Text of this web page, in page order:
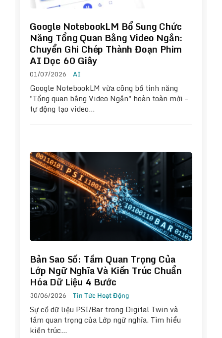
Google NotebookLM Bổ Sung Chức
Năng Tổng Quan Bằng Video Ngắn:
Chuyển Ghi Chép Thành Đoạn Phim
AI Dọc 60 Giây
01/07/2026 AI
Google NotebookLM vừa công bố tính năng
"Tổng quan bằng Video Ngắn" hoàn toàn mới –
tự động tạo video…
Bản Sao Số: Tầm Quan Trọng Của
Lớp Ngữ Nghĩa Và Kiến Trúc Chuẩn
Hóa Dữ Liệu 4 Bước
30/06/2026 Tin Tức Hoạt Động
Sự cố dữ liệu PSI/Bar trong Digital Twin và
tầm quan trọng của Lớp ngữ nghĩa. Tìm hiểu
kiến trúc…